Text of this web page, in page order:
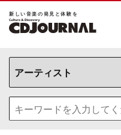
新しい⾳楽の発⾒と体験を